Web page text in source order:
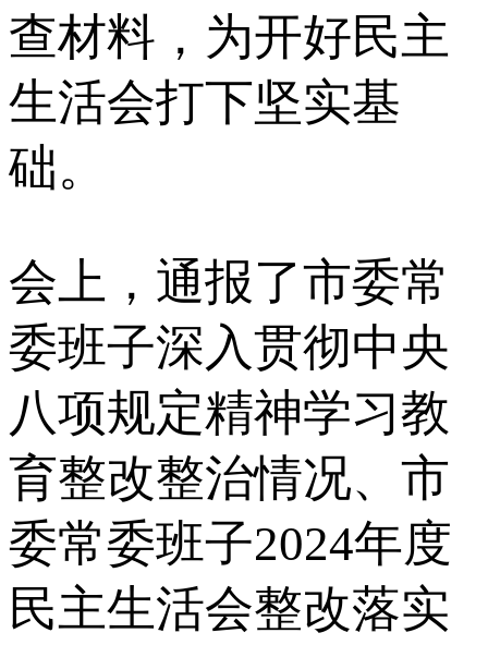
查材料，为开好民主
生活会打下坚实基
础。
会上，通报了市委常
委班子深入贯彻中央
八项规定精神学习教
育整改整治情况、市
委常委班子2024年度
民主生活会整改落实